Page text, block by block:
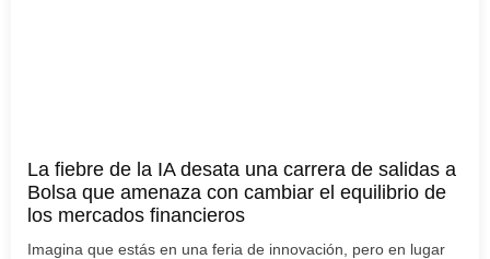
La fiebre de la IA desata una carrera de salidas a
Bolsa que amenaza con cambiar el equilibrio de
los mercados financieros
Imagina que estás en una feria de innovación, pero en lugar